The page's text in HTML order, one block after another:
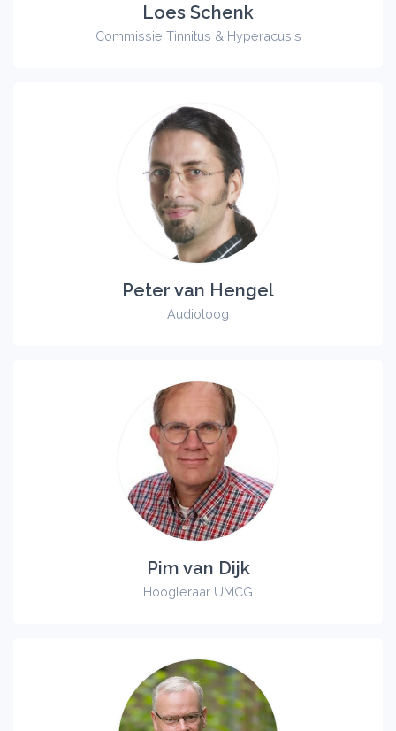
Loes Schenk
Commissie Tinnitus & Hyperacusis
Peter van Hengel
Audioloog
Pim van Dijk
Hoogleraar UMCG